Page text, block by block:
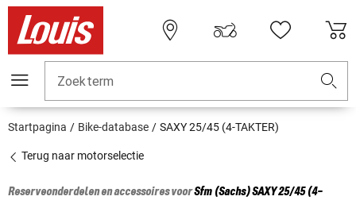
Zoekterm
Startpagina Bike-database SAXY 25/45 (4-TAKTER)
Terug naar motorselectie
Reserveonderdelen en accessoires voorSfm (Sachs)SAXY 25/45 (4-